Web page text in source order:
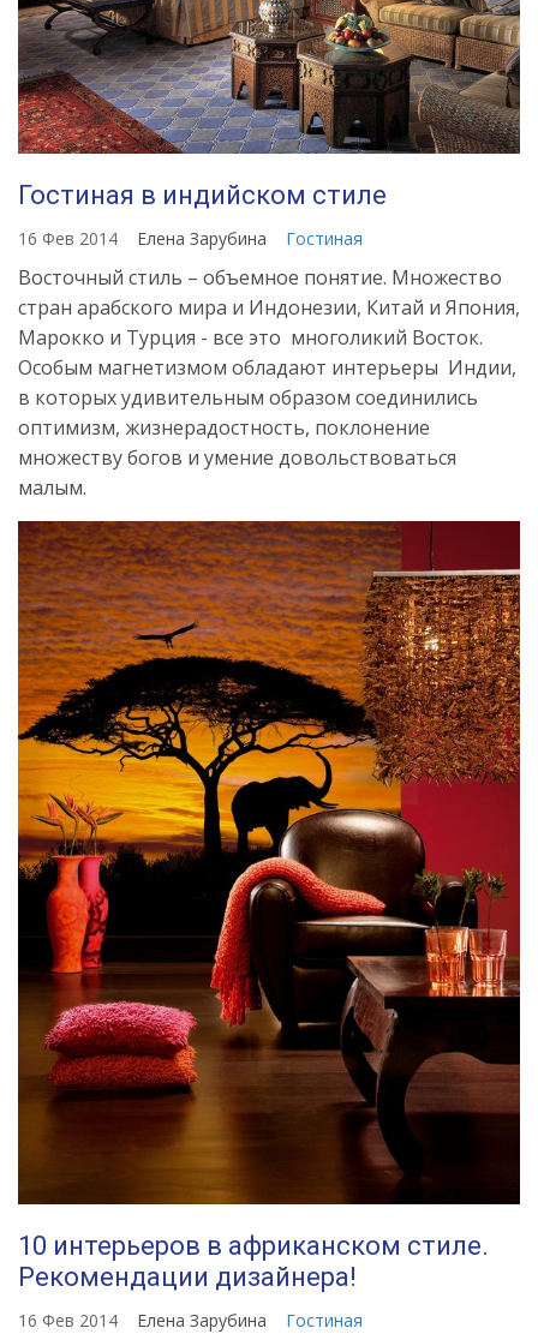
Гостиная в индийском стиле
16 Фев 2014 Елена Зарубина Гостиная
Восточный стиль – объемное понятие. Множество
стран арабского мира и Индонезии, Китай и Япония,
Марокко и Турция - все это многоликий Восток.
Особым магнетизмом обладают интерьеры Индии,
в которых удивительным образом соединились
оптимизм, жизнерадостность, поклонение
множеству богов и умение довольствоваться
малым.
10 интерьеров в африканском стиле.
Рекомендации дизайнера!
16 Фев 2014 Елена Зарубина Гостиная